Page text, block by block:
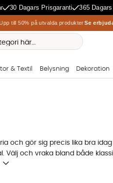
30 Dagars Prisgaranti 365
till 50% på utvalda produkterSe
& Textil Belysning Dekoration
och gör sig precis lika bra
och vraka bland både